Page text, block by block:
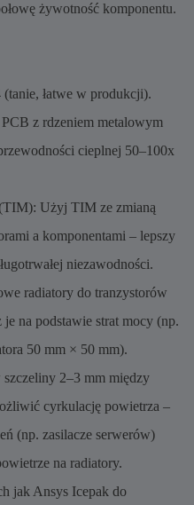
żywotność komponentu.
łatwe w produkcji).
z rdzeniem metalowym
cieplnej 50–100x
Użyj TIM ze zmianą
a komponentami – lepszy
niezawodności.
radiatory do tranzystorów
na podstawie strat mocy (np.
50 mm × 50 mm).
szczeliny 2–3 mm między
cyrkulację powietrza –
(np. zasilacze serwerów)
na radiatory.
jak Ansys Icepak do